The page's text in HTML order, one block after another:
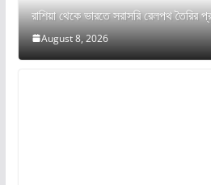
রাশিয়া থেকে ভারতে সরাসরি রেলপথ তৈরির
August 8, 2026